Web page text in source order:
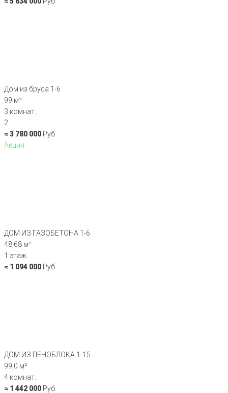
Дом из бруса 1-6
99 м²
3 комнат.
2
≈ 3 780 000 Руб
Акция
ДОМ ИЗ ГАЗОБЕТОНА 1-6
48,68 м²
1 этаж.
≈ 1 094 000 Руб
ДОМ ИЗ ПЕНОБЛОКА 1-15
99,0 м²
4 комнат.
≈ 1 442 000 Руб